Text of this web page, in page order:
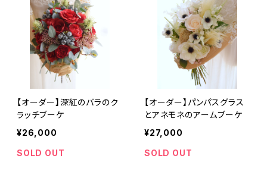
【オーダー】深紅のバラのク
ラッチブーケ
¥26,000
SOLD OUT
【オーダー】パンパスグラス
とアネモネのアームブーケ
¥27,000
SOLD OUT